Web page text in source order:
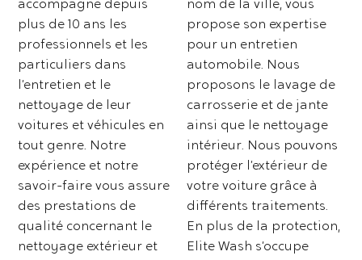
accompagne depuis
plus de 10 ans les
professionnels et les
particuliers dans
l’entretien et le
nettoyage de leur
voitures et véhicules en
tout genre. Notre
expérience et notre
savoir-faire vous assure
des prestations de
qualité concernant le
nettoyage extérieur et
nom de la ville, vous
propose son expertise
pour un entretien
automobile. Nous
proposons le lavage de
carrosserie et de jante
ainsi que le nettoyage
intérieur. Nous pouvons
protéger l’extérieur de
votre voiture grâce à
différents traitements.
En plus de la protection,
Elite Wash s’occupe